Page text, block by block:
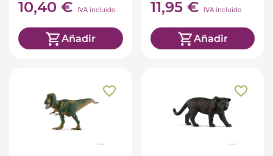
10,40 € IVA incluido
Añadir
11,95 € IVA incluido
Añadir